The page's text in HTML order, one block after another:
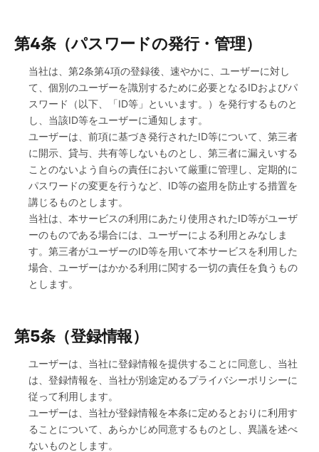
第4条（パスワードの発行・管理）
当社は、第2条第4項の登録後、速やかに、ユーザーに対し
て、個別のユーザーを識別するために必要となるIDおよびパ
スワード（以下、「ID等」といいます。）を発行するものと
し、当該ID等をユーザーに通知します。
ユーザーは、前項に基づき発行されたID等について、第三者
に開示、貸与、共有等しないものとし、第三者に漏えいする
ことのないよう自らの責任において厳重に管理し、定期的に
パスワードの変更を行うなど、ID等の盗用を防止する措置を
講じるものとします。
当社は、本サービスの利用にあたり使用されたID等がユーザ
ーのものである場合には、ユーザーによる利用とみなしま
す。第三者がユーザーのID等を用いて本サービスを利用した
場合、ユーザーはかかる利用に関する一切の責任を負うもの
とします。
第5条（登録情報）
ユーザーは、当社に登録情報を提供することに同意し、当社
は、登録情報を、当社が別途定めるプライバシーポリシーに
従って利用します。
ユーザーは、当社が登録情報を本条に定めるとおりに利用す
ることについて、あらかじめ同意するものとし、異議を述べ
ないものとします。